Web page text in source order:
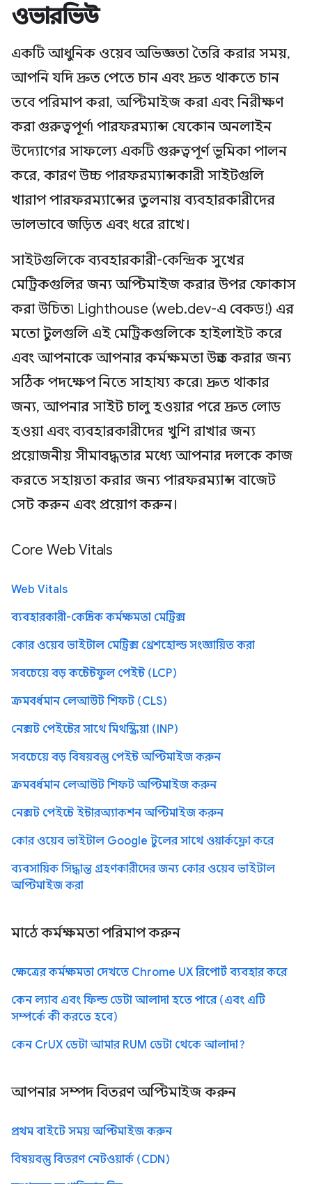
ওভারভিউ
একটি আধুনিক ওয়েব অভিজ্ঞতা তৈরি করার সময়,
আপনি যদি দ্রুত পেতে চান এবং দ্রুত থাকতে চান
তবে পরিমাপ করা, অপ্টিমাইজ করা এবং নিরীক্ষণ
করা গুরুত্বপূর্ণ৷ পারফরম্যান্স যেকোন অনলাইন
উদ্যোগের সাফল্যে একটি গুরুত্বপূর্ণ ভূমিকা পালন
করে, কারণ উচ্চ পারফরম্যান্সকারী সাইটগুলি
খারাপ পারফরম্যান্সের তুলনায় ব্যবহারকারীদের
ভালভাবে জড়িত এবং ধরে রাখে।
সাইটগুলিকে ব্যবহারকারী-কেন্দ্রিক সুখের
মেট্রিকগুলির জন্য অপ্টিমাইজ করার উপর ফোকাস
করা উচিত৷ Lighthouse (web.dev-এ বেকড!) এর
মতো টুলগুলি এই মেট্রিকগুলিকে হাইলাইট করে
এবং আপনাকে আপনার কর্মক্ষমতা উন্নত করার জন্য
সঠিক পদক্ষেপ নিতে সাহায্য করে৷ দ্রুত থাকার
জন্য, আপনার সাইট চালু হওয়ার পরে দ্রুত লোড
হওয়া এবং ব্যবহারকারীদের খুশি রাখার জন্য
প্রয়োজনীয় সীমাবদ্ধতার মধ্যে আপনার দলকে কাজ
করতে সহায়তা করার জন্য পারফরম্যান্স বাজেট
সেট করুন এবং প্রয়োগ করুন।
Core Web Vitals
Web Vitals
ব্যবহারকারী-কেন্দ্রিক কর্মক্ষমতা মেট্রিক্স
কোর ওয়েব ভাইটাল মেট্রিক্স থ্রেশহোল্ড সংজ্ঞায়িত করা
সবচেয়ে বড় কন্টেন্টফুল পেইন্ট (LCP)
ক্রমবর্ধমান লেআউট শিফট (CLS)
নেক্সট পেইন্টের সাথে মিথস্ক্রিয়া (INP)
সবচেয়ে বড় বিষয়বস্তু পেইন্ট অপ্টিমাইজ করুন
ক্রমবর্ধমান লেআউট শিফট অপ্টিমাইজ করুন
নেক্সট পেইন্টে ইন্টারঅ্যাকশন অপ্টিমাইজ করুন
কোর ওয়েব ভাইটাল Google টুলের সাথে ওয়ার্কফ্লো করে
ব্যবসায়িক সিদ্ধান্ত গ্রহণকারীদের জন্য কোর ওয়েব ভাইটাল
অপ্টিমাইজ করা
মাঠে কর্মক্ষমতা পরিমাপ করুন
ক্ষেত্রের কর্মক্ষমতা দেখতে Chrome UX রিপোর্ট ব্যবহার করে
কেন ল্যাব এবং ফিল্ড ডেটা আলাদা হতে পারে (এবং এটি
সম্পর্কে কী করতে হবে)
কেন CrUX ডেটা আমার RUM ডেটা থেকে আলাদা?
আপনার সম্পদ বিতরণ অপ্টিমাইজ করুন
প্রথম বাইটে সময় অপ্টিমাইজ করুন
বিষয়বস্তু বিতরণ নেটওয়ার্ক (CDN)